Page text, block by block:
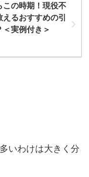
の時期！現役不
るおすすめの引
実例付き＞
いわけは大きく分